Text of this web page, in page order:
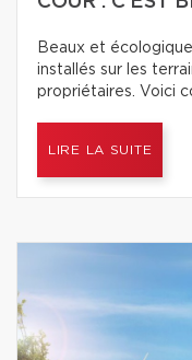
Beaux et
installés sur les
propriétaires. Voici
LIRE LA SUITE